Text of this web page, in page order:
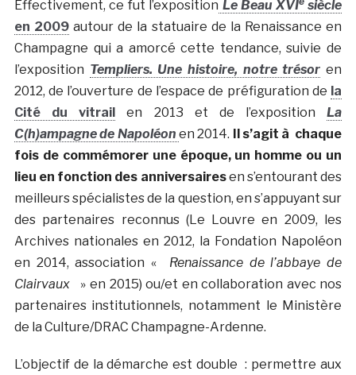
Effectivement, ce fut l’exposition Le Beau XVI siècle
en 2009 autour de la statuaire de la Renaissance en
Champagne qui a amorcé cette tendance, suivie de
l’exposition Templiers. Une histoire, notre trésor en
2012, de l’ouverture de l’espace de préfiguration de la
Cité du vitrail en 2013 et de l’expositionLa
C(h)ampagne de Napoléon en 2014. Il s’agit à chaque
fois de commémorer une époque, un homme ou un
lieu en fonction des anniversairesen s’entourant des
meilleurs spécialistes de la question, en s’appuyant sur
des partenaires reconnus (Le Louvre en 2009, les
Archives nationales en 2012, la Fondation Napoléon
en 2014, association « Renaissance de l’abbaye de
Clairvaux» en 2015) ou/et en collaboration avec nos
partenaires institutionnels, notamment le Ministère
de la Culture/DRAC Champagne-Ardenne.
L’objectif de la démarche est double : permettre aux